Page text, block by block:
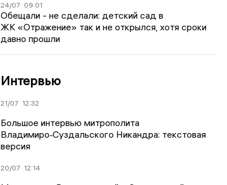
24/07 09:01
Обещали - не сделали: детский сад в
ЖК «Отражение» так и не открылся, хотя сроки
давно прошли
Интервью
21/07 12:32
Большое интервью митрополита
Владимиро‑Суздальского Никандра: текстовая
версия
20/07 12:14